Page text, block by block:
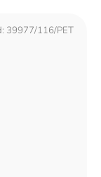
39977/116/PET